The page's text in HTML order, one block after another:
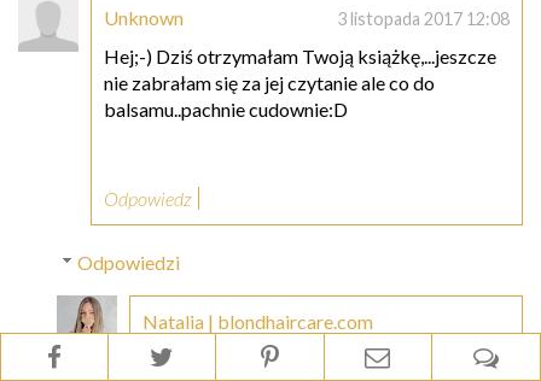
Unknown 3 listopada 2017 12:08
Hej;-) Dziś otrzymałam Twoją książkę,...jeszcze
nie zabrałam się za jej czytanie ale co do
balsamu..pachnie cudownie:D
Odpowiedz
Odpowiedzi
Natalia | blondhaircare.com
3 listopada 2017 12:19